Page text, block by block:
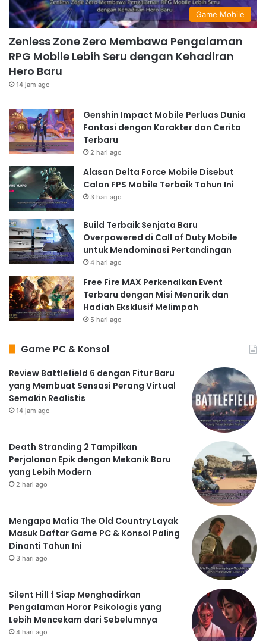
Game Mobile
Zenless Zone Zero Membawa Pengalaman
RPG Mobile Lebih Seru dengan Kehadiran
Hero Baru
14 jam ago
Genshin Impact Mobile Perluas Dunia
Fantasi dengan Karakter dan Cerita
Terbaru
2 hari ago
Alasan Delta Force Mobile Disebut
Calon FPS Mobile Terbaik Tahun Ini
3 hari ago
Build Terbaik Senjata Baru
Overpowered di Call of Duty Mobile
untuk Mendominasi Pertandingan
4 hari ago
Free Fire MAX Perkenalkan Event
Terbaru dengan Misi Menarik dan
Hadiah Eksklusif Melimpah
5 hari ago
Game PC & Konsol
Review Battlefield 6 dengan Fitur Baru
yang Membuat Sensasi Perang Virtual
Semakin Realistis
14 jam ago
Death Stranding 2 Tampilkan
Perjalanan Epik dengan Mekanik Baru
yang Lebih Modern
2 hari ago
Mengapa Mafia The Old Country Layak
Masuk Daftar Game PC & Konsol Paling
Dinanti Tahun Ini
3 hari ago
Silent Hill f Siap Menghadirkan
Pengalaman Horor Psikologis yang
Lebih Mencekam dari Sebelumnya
4 hari ago